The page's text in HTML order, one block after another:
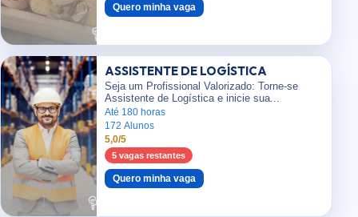
Quero minha vaga
ASSISTENTE DE LOGÍSTICA
Seja um Profissional Valorizado: Torne-se
Assistente de Logística e inicie sua...
Até 180 horas
172 Alunos
5,0/5
5 vagas restantes
Quero minha vaga